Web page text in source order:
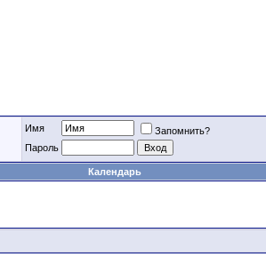
Имя
Запомнить?
Пароль
Календарь